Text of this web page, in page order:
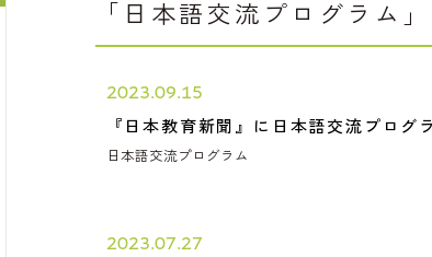
「日本語交流プログラム
2023.09.15
『日本教育新聞』に日本語交流プログ
日本語交流プログラム
2023.07.27